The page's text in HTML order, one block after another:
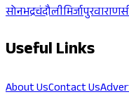
सोनभद्रचंदौलीमिर्जापुर
Useful Links
About UsContact Us